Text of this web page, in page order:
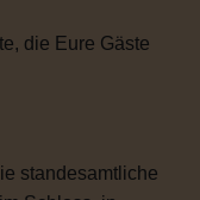
die Eure Gäste
standesamtliche